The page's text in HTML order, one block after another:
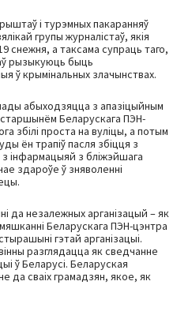
і турэмных пакаранняў
групы журналістаў, якія
снежня, а таксама супраць таго,
рызыкуюць быць
ў крымінальных злачынствах.
абыходзяцца з апазіцыйным
Беларускага ПЭН-
збілі проста на вуліцы, а потым
ён трапіў пасля збіцця з
інфармацыяй з бліжэйшага
здароўе ў зняволенні
да незалежных арганізацый – як
Беларускага ПЭН-цэнтра
гэтай арганізацыі.
разглядацца як сведчанне
ў Беларусі. Беларуская
да сваіх грамадзян, якое, як